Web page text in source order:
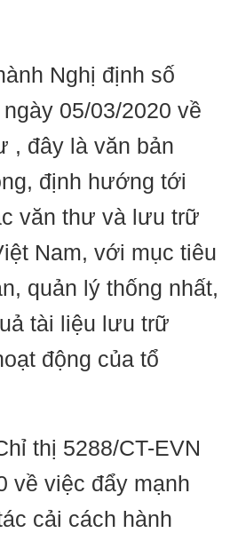
Nghị định số
05/03/2020 về
, đây là văn bản
định hướng tới
văn thư và lưu trữ
Nam, với mục tiêu
quản lý thống nhất,
tài liệu lưu trữ
động của tổ
thị 5288/CT-EVN
về việc đẩy mạnh
cải cách hành